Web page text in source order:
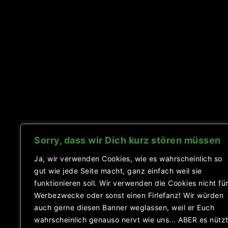
Sorry, dass wir Dich kurz stören müssen
Ja, wir verwenden Cookies, wie es wahrscheinlich so
gut wie jede Seite macht, ganz einfach weil sie
funktionieren soll. Wir verwenden die Cookies nicht für
Werbezwecke oder sonst einen Firlefanz! Wir würden
auch gerne diesen Banner weglassen, weil er Euch
wahrscheinlich genauso nervt wie uns... ABER es nützt